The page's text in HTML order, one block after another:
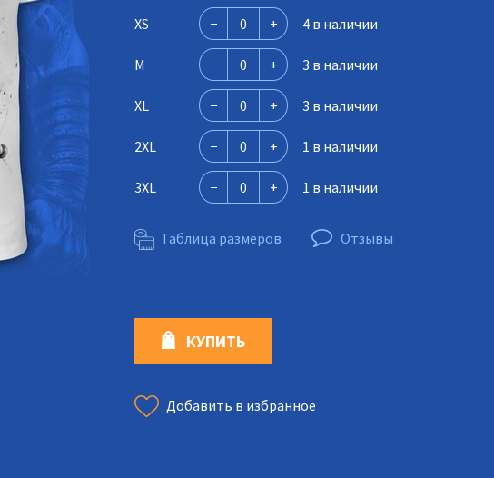
XS 4 в наличии
M 3 в наличии
XL 3 в наличии
2XL 1 в наличии
3XL 1 в наличии
Таблица размеров Отзывы
КУПИТЬ
Добавить в избранное